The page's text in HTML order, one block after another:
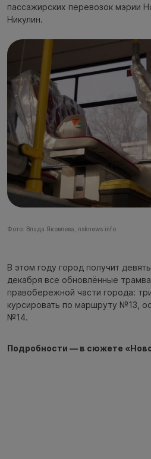
пассажирских перевозок мэрии
Никулин.
Фото: Влада Яковлева, nsknews.info
В этом году город получит
декабря все обновлённые
правобережной части города:
курсировать по маршруту №13,
№14.
Подробности — в сюжете